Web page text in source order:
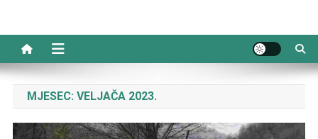
MJESEC: VELJAČA 2023.